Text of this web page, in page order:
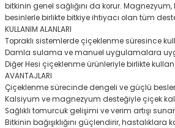
Yorum Yaz
bitkinin genel sağlığını da korur.
besinlerle birlikte bitkiye ihtiyacı olan tüm
KULLANIM ALANLARI
Topraklı sistemlerde çiçeklenme süresince
Damla sulama ve manuel uygulamalara
Diğer Hesi çiçeklenme ürünleriyle birlikte
AVANTAJLARI
Çiçeklenme sürecinde dengeli ve güçlü
Kalsiyum ve magnezyum desteğiyle çiçek
Sağlıklı tomurcuk gelişimi ve verim artışı sunar
Bitkinin bağışıklığını güçlendirir, hastalıklara